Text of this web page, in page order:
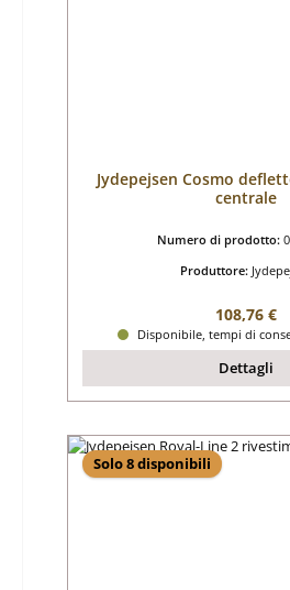
Jydepejsen Cosmo
centrale
Numero di prodotto:
Produttore:
Prezzo
108,76 €
Disponibile, tempi di
Dettagli
Solo 8 disponibili